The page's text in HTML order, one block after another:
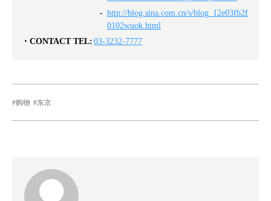
http://blog.sina.com.cn/s/blog_12e03fb2f
0102wuok.html
CONTACT TEL: 03-3232-7777
购物 东京